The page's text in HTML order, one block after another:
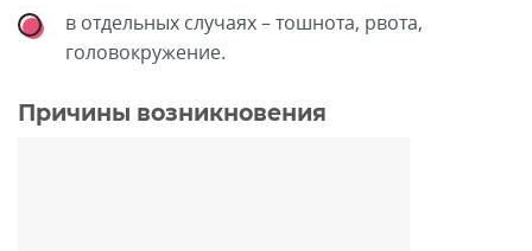
в отдельных случаях – тошнота, рвота,
головокружение.
Причины возникновения